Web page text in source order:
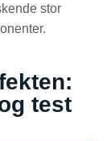
stor
test